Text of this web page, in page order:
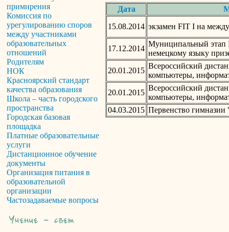
примирения
Комиссия по
урегулированию споров
между участниками
образовательных
отношений
Родителям
НОК
Красноярский стандарт
качества образования
Школа – часть городского
пространства
Городская базовая
площадка
Платные образовательные
услуги
Дистанционное обучение
документы
Организация питания в
образовательной
организации
Частозадаваемые вопросы
Дата
15.08.2014 экзамен FIT I на
17.12.2014
Муниципальный этап
немецкому языку
20.01.2015
Всероссийский
компьютеры,
20.01.2015
Всероссийский
компьютеры,
04.03.2015 Первенство